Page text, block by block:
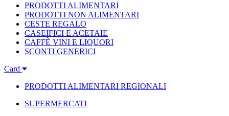
PRODOTTI ALIMENTARI
PRODOTTI NON ALIMENTARI
CESTE REGALO
CASEIFICI E ACETAIE
CAFFÈ VINI E LIQUORI
SCONTI GENERICI
Card
PRODOTTI ALIMENTARI REGIONALI
SUPERMERCATI